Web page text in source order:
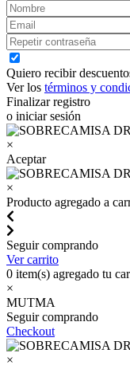
Quiero recibir
Ver los términos y
Finalizar registro
o iniciar sesión
×
Aceptar
×
Producto agregado a
Seguir comprando
Ver carrito
0 item(s) agregado tu
×
MUTMA
Seguir comprando
Checkout
×